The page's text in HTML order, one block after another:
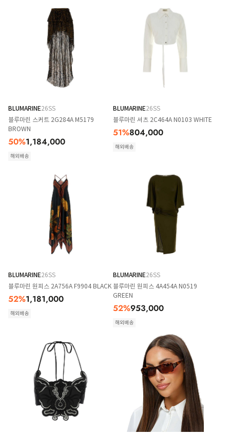
BLUMARINE26SS
블루마린 스커트 2G284A M5179
BROWN
50%1,184,000
해외배송
BLUMARINE26SS
블루마린 셔츠 2C464A N0103 WHITE
51%804,000
해외배송
BLUMARINE26SS
블루마린 원피스 2A756A F9904 BLACK
52%1,181,000
해외배송
BLUMARINE26SS
블루마린 원피스 4A454A N0519
GREEN
52%953,000
해외배송